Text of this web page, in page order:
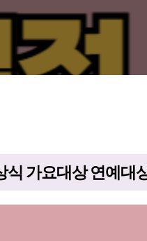
가요대상 연예대